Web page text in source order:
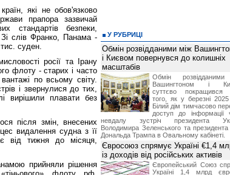
які не обов'язково
прапора зазвичай
стандартів безпеки,
Зі слів Франко, Панама -
суден.
росії та Ірану
флоту - старих і часто
по всьому світу.
і звернулися до тих,
вирішили плавати без
після змін, внесених
видалення судна з її
від тижня до місяця,
прийняли рішення
У РУБРИЦІ
Обмін розвідданими між
і Києвом повернувся до колишніх
масштабів
Обмін
Вашингтоном і
суттєво покращився
того, як у березні
Білий дім тимчасово
доступ до інформації
невдалу зустріч президента
Володимира Зеленського та
Дональда Трампа в Овальному кабінеті.
Євросоюз спрямує Україні €1,4
із доходів від російських активів
Європейський Союз
Україні 1,4 млрд